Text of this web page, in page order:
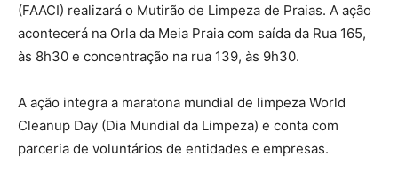
(FAACI) realizará o Mutirão de Limpeza de Praias. A ação
acontecerá na Orla da Meia Praia com saída da Rua 165,
às 8h30 e concentração na rua 139, às 9h30.
A ação integra a maratona mundial de limpeza World
Cleanup Day (Dia Mundial da Limpeza) e conta com
parceria de voluntários de entidades e empresas.